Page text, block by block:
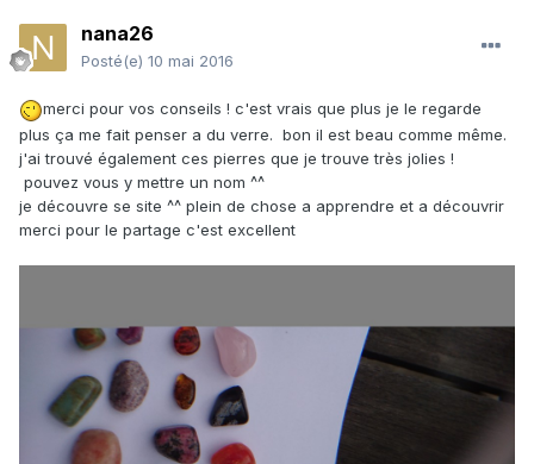
nana26
Posté(e) 10 mai 2016
merci pour vos conseils ! c'est vrais que plus je le regarde
plus ça me fait penser a du verre. bon il est beau comme même.
j'ai trouvé également ces pierres que je trouve très jolies !
pouvez vous y mettre un nom ^^
je découvre se site ^^ plein de chose a apprendre et a découvrir
merci pour le partage c'est excellent